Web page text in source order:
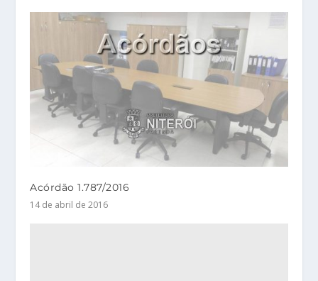
Acórdão 1.787/2016
14 de abril de 2016